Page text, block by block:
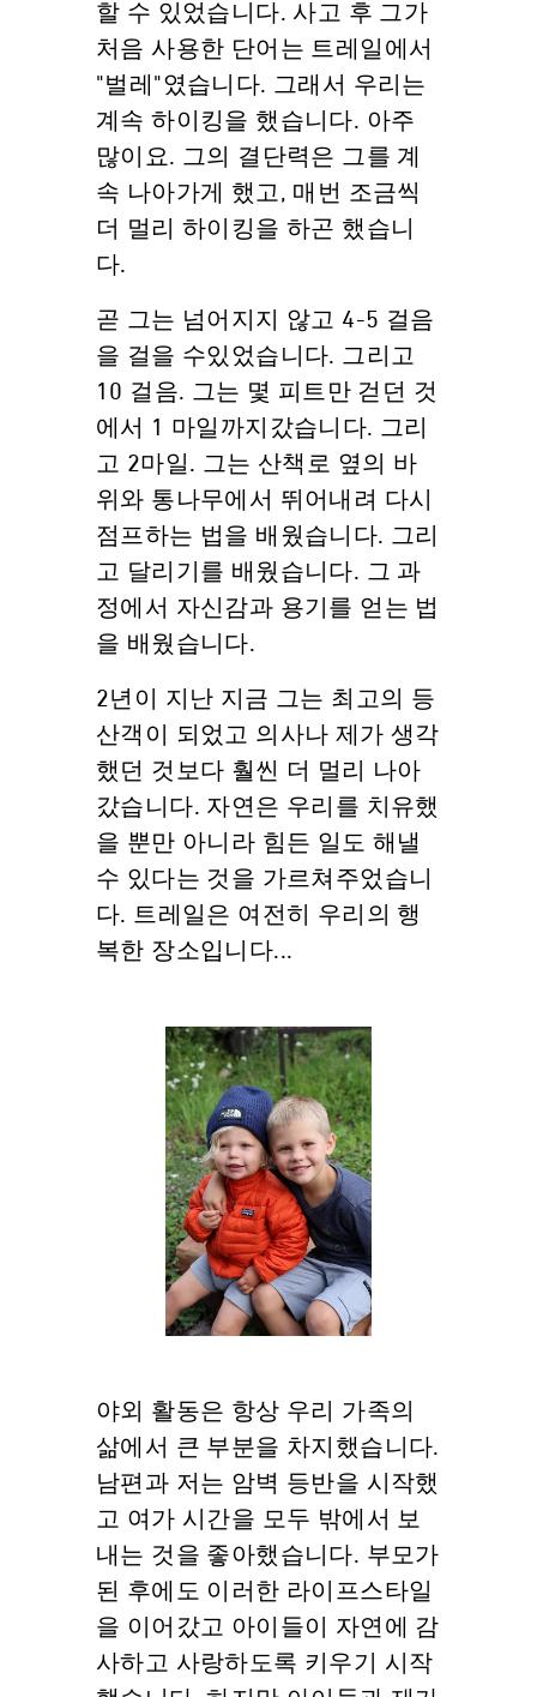
할 수 있었습니다. 사고 후 그가
처음 사용한 단어는 트레일에서
"벌레"였습니다. 그래서 우리는
계속 하이킹을 했습니다. 아주
많이요. 그의 결단력은 그를 계
속 나아가게 했고, 매번 조금씩
더 멀리 하이킹을 하곤 했습니
다.
곧 그는 넘어지지 않고 4-5 걸음
을 걸을 수있었습니다. 그리고
10 걸음. 그는 몇 피트만 걷던 것
에서 1 마일까지갔습니다. 그리
고 2마일. 그는 산책로 옆의 바
위와 통나무에서 뛰어내려 다시
점프하는 법을 배웠습니다. 그리
고 달리기를 배웠습니다. 그 과
정에서 자신감과 용기를 얻는 법
을 배웠습니다.
2년이 지난 지금 그는 최고의 등
산객이 되었고 의사나 제가 생각
했던 것보다 훨씬 더 멀리 나아
갔습니다. 자연은 우리를 치유했
을 뿐만 아니라 힘든 일도 해낼
수 있다는 것을 가르쳐주었습니
다. 트레일은 여전히 우리의 행
복한 장소입니다...
야외 활동은 항상 우리 가족의
삶에서 큰 부분을 차지했습니다.
남편과 저는 암벽 등반을 시작했
고 여가 시간을 모두 밖에서 보
내는 것을 좋아했습니다. 부모가
된 후에도 이러한 라이프스타일
을 이어갔고 아이들이 자연에 감
사하고 사랑하도록 키우기 시작